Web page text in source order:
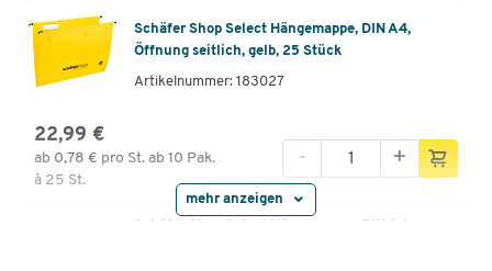
Schäfer Shop Select Hängemappe, DIN A4,
Öffnung seitlich, gelb, 25 Stück
Artikelnummer: 183027
22,99 €
ab 0,78 € pro St. ab 10 Pak.
à 25 St.
+
-
mehr anzeigen